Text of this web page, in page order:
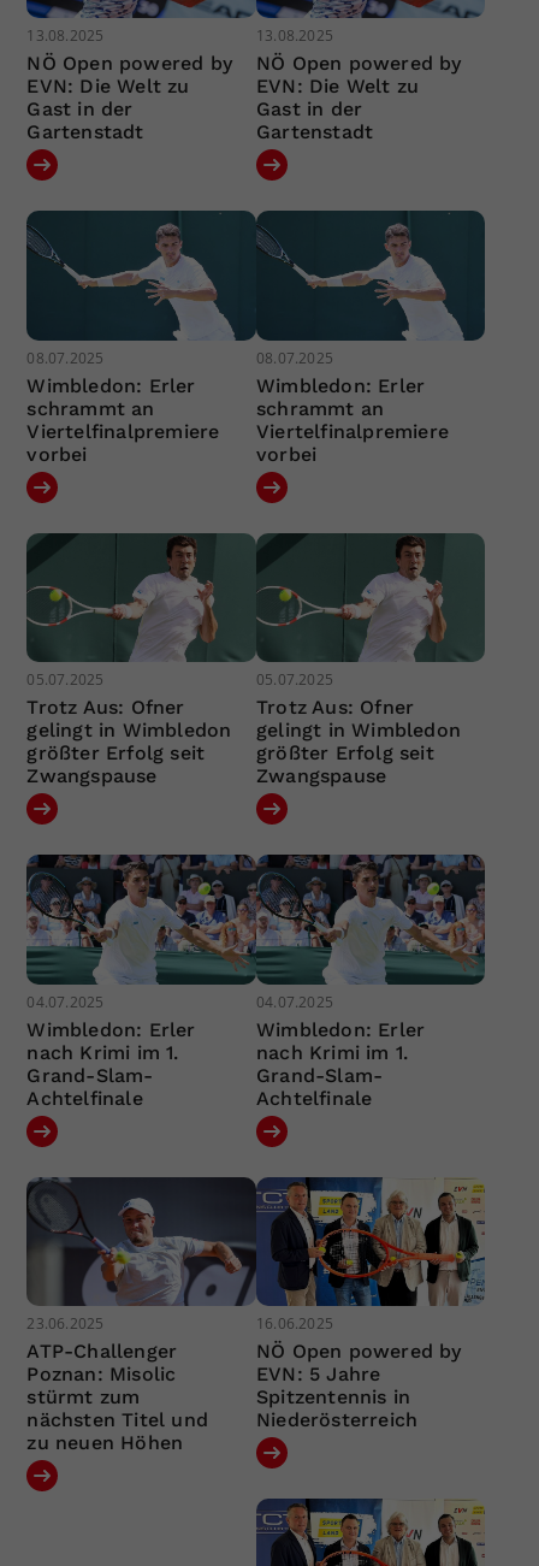
13.08.2025
NÖ Open powered by
EVN: Die Welt zu
Gast in der
Gartenstadt
13.08.2025
NÖ Open powered by
EVN: Die Welt zu
Gast in der
Gartenstadt
08.07.2025
Wimbledon: Erler
schrammt an
Viertelfinalpremiere
vorbei
08.07.2025
Wimbledon: Erler
schrammt an
Viertelfinalpremiere
vorbei
05.07.2025
Trotz Aus: Ofner
gelingt in Wimbledon
größter Erfolg seit
Zwangspause
05.07.2025
Trotz Aus: Ofner
gelingt in Wimbledon
größter Erfolg seit
Zwangspause
04.07.2025
Wimbledon: Erler
nach Krimi im 1.
Grand-Slam-
Achtelfinale
04.07.2025
Wimbledon: Erler
nach Krimi im 1.
Grand-Slam-
Achtelfinale
23.06.2025
ATP-Challenger
Poznan: Misolic
stürmt zum
nächsten Titel und
zu neuen Höhen
16.06.2025
NÖ Open powered by
EVN: 5 Jahre
Spitzentennis in
Niederösterreich